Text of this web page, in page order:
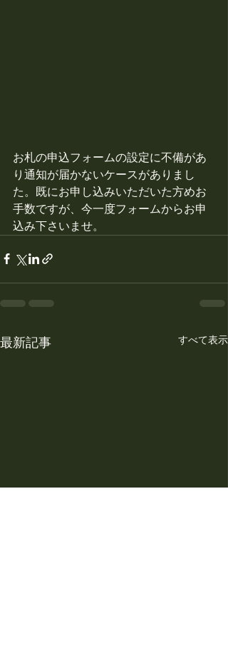
お札の申込フォームの設定に不備があ
り通知が届かないケースがありまし
た。既にお申し込みいただいた方めお
手数ですが、今一度フォームからお申
込み下さいませ。
最新記事 すべて表示